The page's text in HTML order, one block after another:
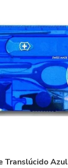
Translúcido Azul